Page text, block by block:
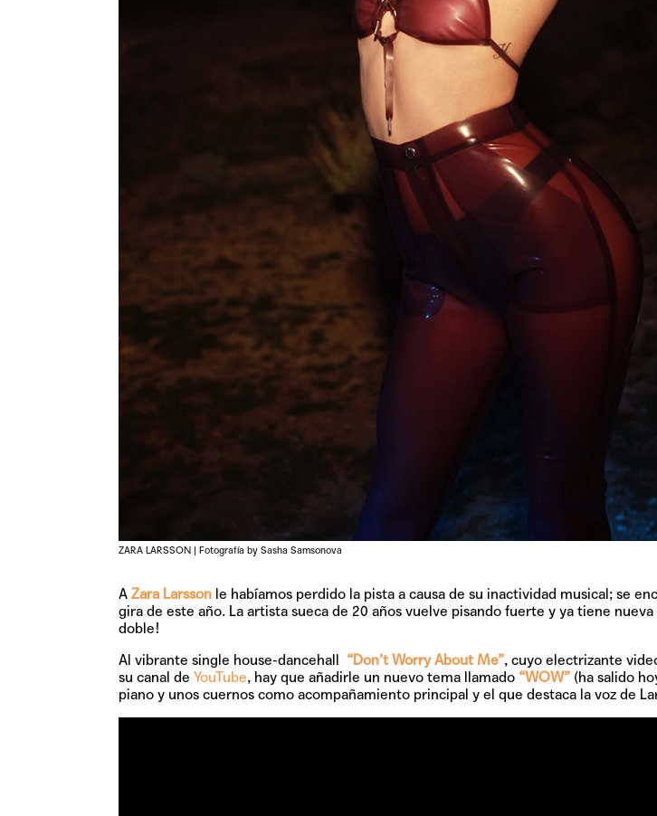
ZARA LARSSON | Fotografía by Sasha Samsonova
A Zara Larssonle habíamos perdido la pista a causa de su inactividad musical; se
gira de este año. La artista sueca de 20 años vuelve pisando fuerte y ya tiene
doble!
Al vibrante single house-dancehall “Don’t Worry About Me”, cuyo electrizante
su canal de YouTube, hay que añadirle un nuevo tema llamado “WOW”(ha salido
piano y unos cuernos como acompañamiento principal y el que destaca la voz de